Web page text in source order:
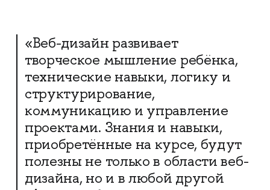
«Веб-дизайн развивает
творческое мышление ребёнка,
технические навыки, логику и
структурирование,
коммуникацию и управление
проектами. Знания и навыки,
приобретённые на курсе, будут
полезны не только в области веб-
дизайна, но и в любой другой